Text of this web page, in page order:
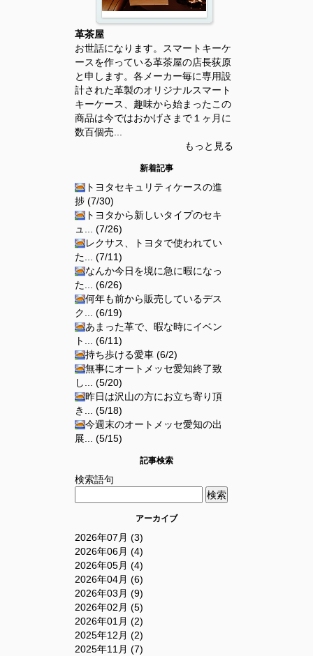
革茶屋
お世話になります。スマートキーケ
ースを作っている革茶屋の店長荻原
と申します。各メーカー毎に専用設
計された革製のオリジナルスマート
キーケース、趣味から始まったこの
商品は今ではおかげさまで１ヶ月に
数百個売...
もっと見る
新着記事
トヨタセキュリティケースの進
捗 (7/30)
トヨタから新しいタイプのセキ
ュ... (7/26)
レクサス、トヨタで使われてい
た... (7/11)
なんか今日を境に急に暇になっ
た... (6/26)
何年も前から販売しているデス
ク... (6/19)
あまった革で、暇な時にイベン
ト... (6/11)
持ち歩ける愛車 (6/2)
無事にオートメッセ愛知終了致
し... (5/20)
昨日は沢山の方にお立ち寄り頂
き... (5/18)
今週末のオートメッセ愛知の出
展... (5/15)
記事検索
検索語句
アーカイブ
2026年07月 (3)
2026年06月 (4)
2026年05月 (4)
2026年04月 (6)
2026年03月 (9)
2026年02月 (5)
2026年01月 (2)
2025年12月 (2)
2025年11月 (7)